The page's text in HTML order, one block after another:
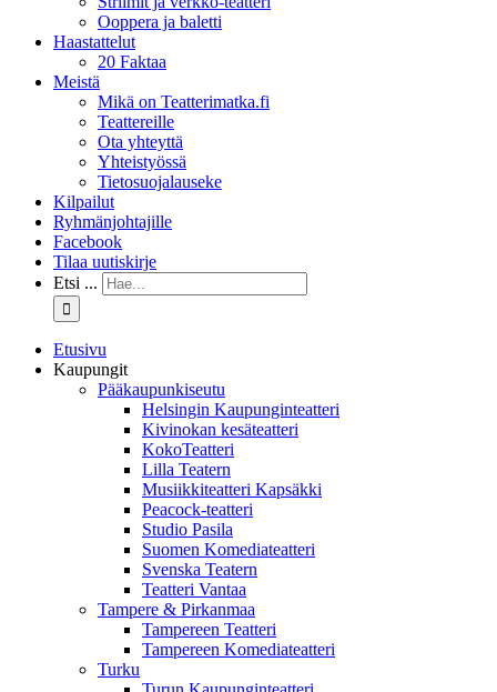
Ooppera ja baletti
Haastattelut
20 Faktaa
Meistä
Mikä on Teatterimatka.fi
Teattereille
Ota yhteyttä
Yhteistyössä
Tietosuojalauseke
Kilpailut
Ryhmänjohtajille
Facebook
Tilaa uutiskirje
Etsi ...
Etusivu
Kaupungit
Pääkaupunkiseutu
Helsingin Kaupunginteatteri
Kivinokan kesäteatteri
KokoTeatteri
Lilla Teatern
Musiikkiteatteri Kapsäkki
Peacock-teatteri
Studio Pasila
Suomen Komediateatteri
Svenska Teatern
Teatteri Vantaa
Tampere & Pirkanmaa
Tampereen Teatteri
Tampereen Komediateatteri
Turku